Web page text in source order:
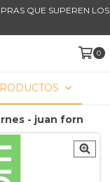
QUE SUPEREN LOS
0
- juan forn